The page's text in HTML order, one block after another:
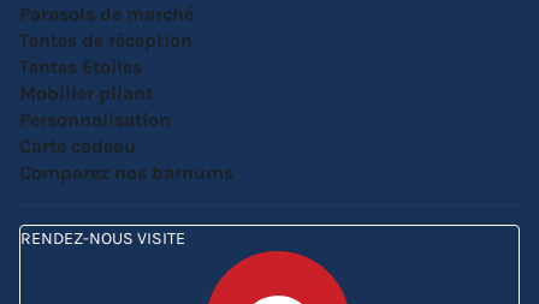
Parasols de marché
Tentes de réception
Tentes Etoiles
Mobilier pliant
Personnalisation
Carte cadeau
Comparez nos barnums
RENDEZ-NOUS VISITE